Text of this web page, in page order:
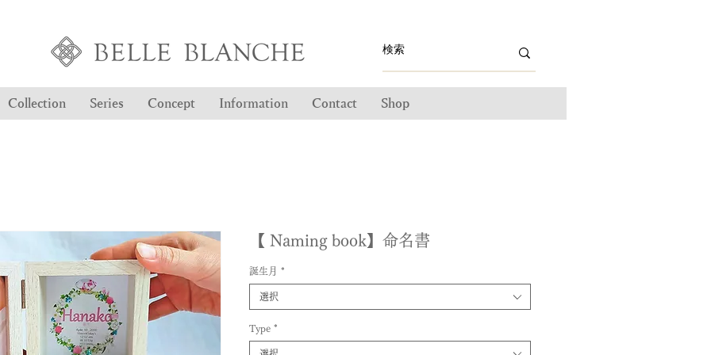
Collection Series Concept Information Contact Shop
【 Naming book】命名書
誕生月 *
選択
Type *